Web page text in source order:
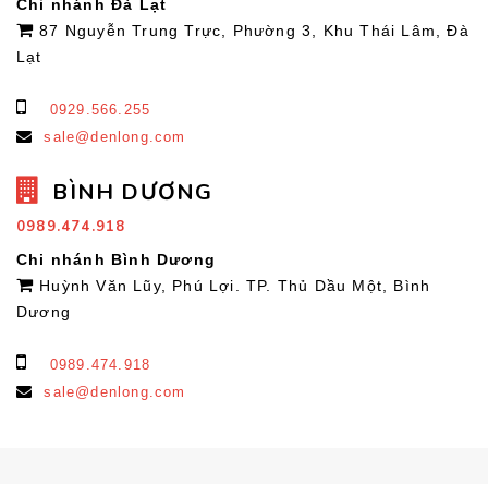
Chi nhánh Đà Lạt
87 Nguyễn Trung Trực, Phường 3, Khu Thái Lâm, Đà
Lạt
0929.566.255
sale@denlong.com
BÌNH DƯƠNG
0989.474.918
Chi nhánh Bình Dương
Huỳnh Văn Lũy, Phú Lợi. TP. Thủ Dầu Một, Bình
Dương
0989.474.918
sale@denlong.com